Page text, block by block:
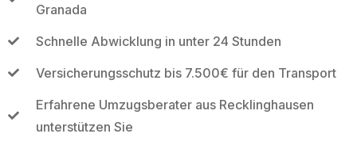
Granada
Schnelle Abwicklung in unter 24 Stunden
Versicherungsschutz bis 7.500€ für den Transport
Erfahrene Umzugsberater aus Recklinghausen
unterstützen Sie